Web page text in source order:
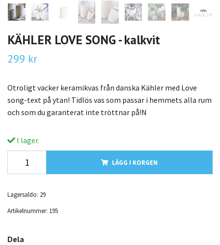
KÄHLER LOVE SONG - kalkvit
299 kr
Otroligt vacker keramikvas från danska Kähler med Love
song-text på ytan! Tidlös vas som passar i hemmets alla rum
och som du garanterat inte tröttnar på!N
I lager.
LÄGG I KORGEN
Lagersaldo: 29
Artikelnummer: 195
Dela